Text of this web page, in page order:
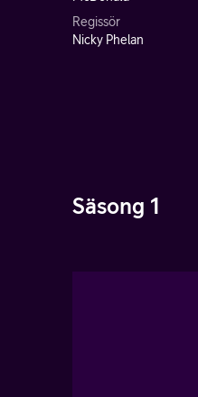
Regissör
Nicky Phelan
Säsong 1